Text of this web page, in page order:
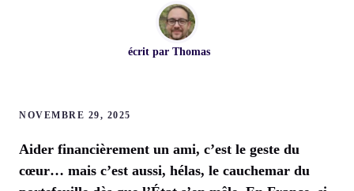
écrit par Thomas
NOVEMBRE 29, 2025
Aider financièrement un ami, c’est le geste du
cœur… mais c’est aussi, hélas, le cauchemar du